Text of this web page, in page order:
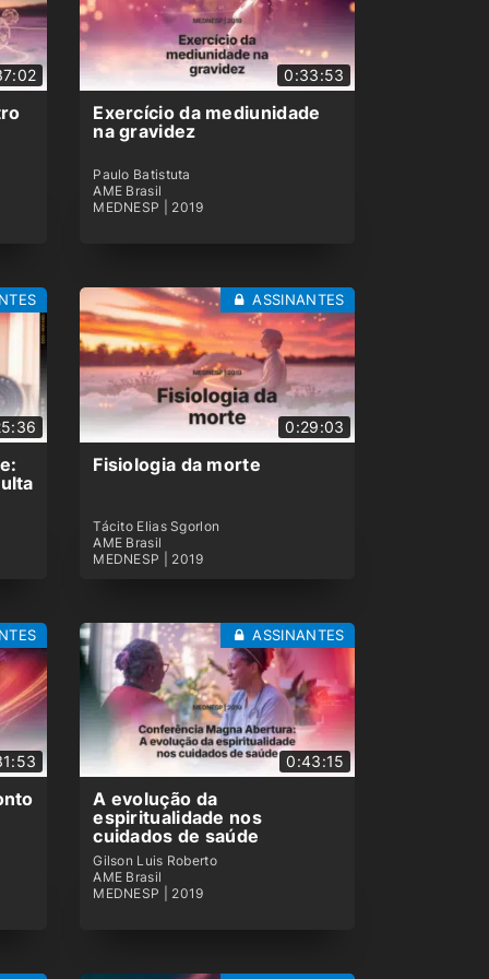
Terapias de vidas
passadas indicações,
mitos e verdades
MEDNESP | 2019
Pesquisa em Mediunidade
e Psiquiatria
MEDNESP | 2019
0:51:12
Mesa Redonda:
Mediunidade e
desenvolvimento
psicológico na infância
Dor crônica: a terapia
regressiva como método
de tratamento
MEDNESP | 2019
0:37:45
espiritual e científica na
obra de Léon Denis
MEDNESP | 2019
0:16:05
0:33:53
Exercício da mediunidade
na gravidez
Paulo Batistuta
AME Brasil
MEDNESP | 2019
0:29:03
Fisiologia da morte
Tácito Elias Sgorlon
AME Brasil
MEDNESP | 2019
ASSINANTES
0:43:15
A evolução da
espiritualidade nos
cuidados de saúde
Gilson Luis Roberto
AME Brasil
MEDNESP | 2019
ASSINANTES